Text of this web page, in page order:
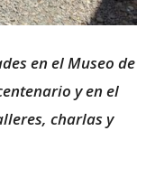
en el Museo de
y en el
charlas y